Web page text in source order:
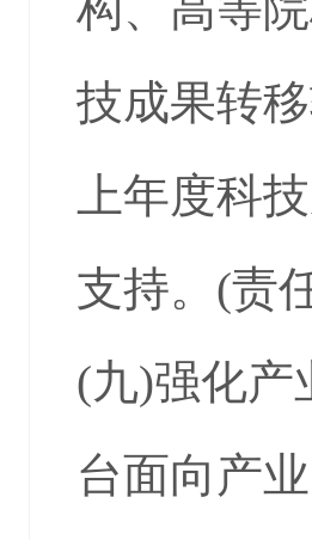
技成果转
上年度科
支持。(责
(九)强化产
台面向产